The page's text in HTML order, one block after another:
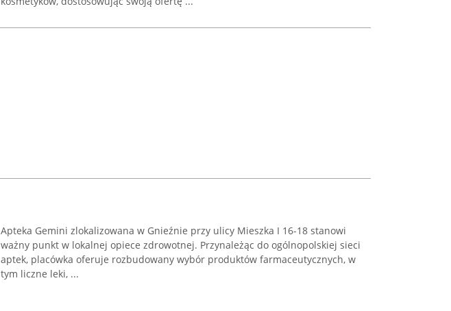
Apteka Gemini zlokalizowana w Gnieźnie przy ulicy Mieszka I 16-18 stanowi
ważny punkt w lokalnej opiece zdrowotnej. Przynależąc do ogólnopolskiej sieci
aptek, placówka oferuje rozbudowany wybór produktów farmaceutycznych, w
tym liczne leki, ...